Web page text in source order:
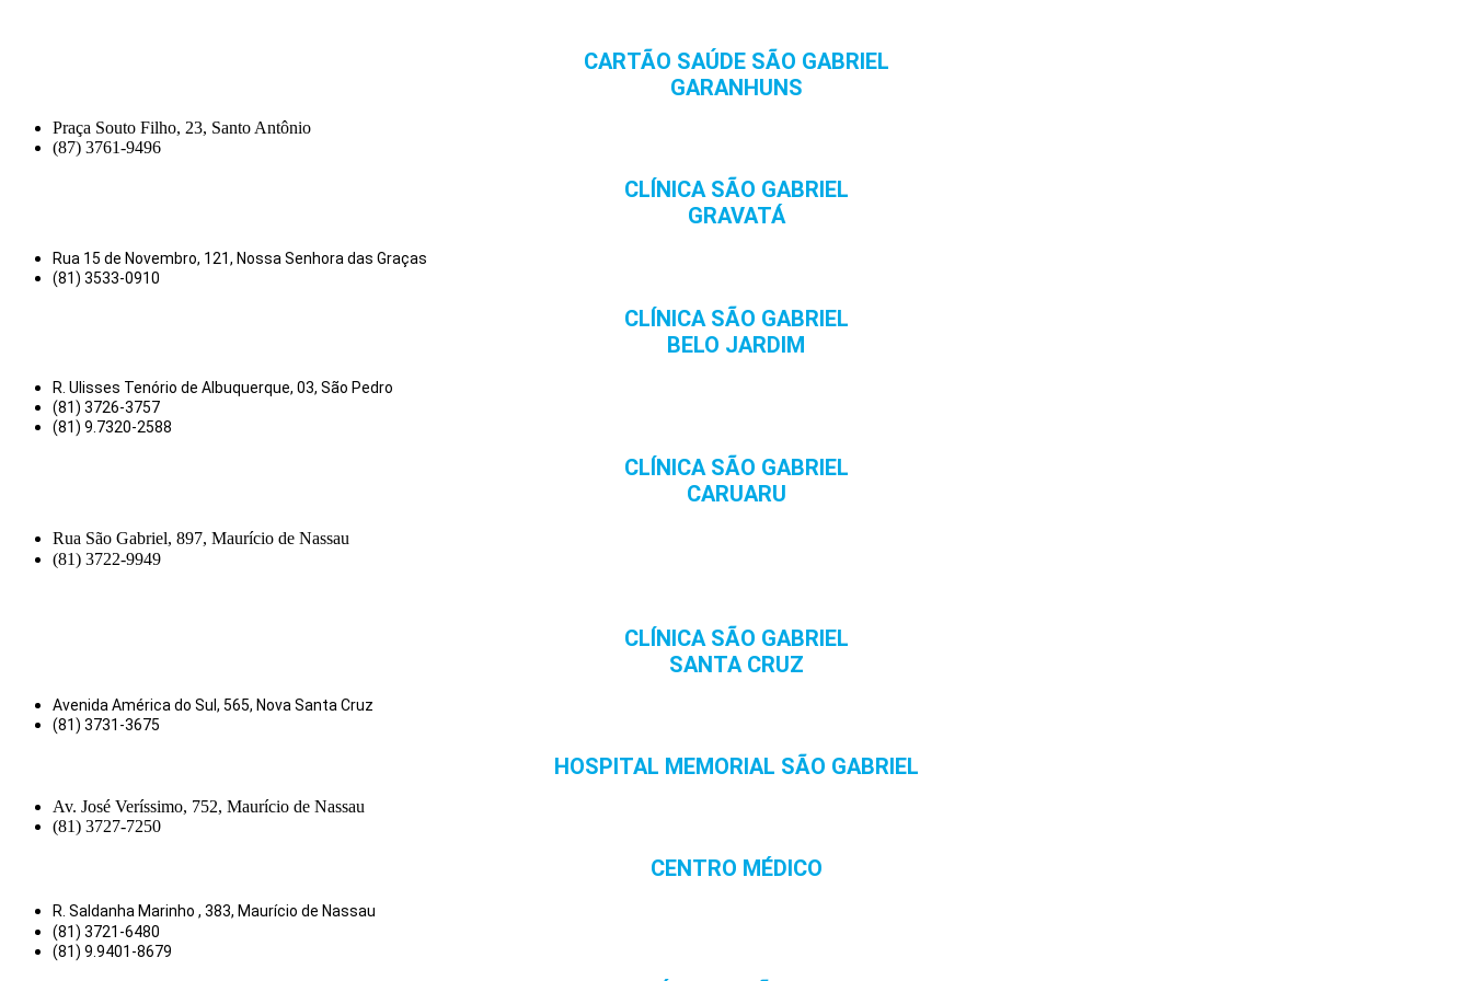
CARTÃO SAÚDE SÃO GABRIEL
GARANHUNS
Praça Souto Filho, 23, Santo Antônio
(87) 3761-9496
CLÍNICA SÃO GABRIEL
GRAVATÁ
Rua 15 de Novembro, 121, Nossa Senhora das Graças
(81) 3533-0910
CLÍNICA SÃO GABRIEL
BELO JARDIM
R. Ulisses Tenório de Albuquerque, 03, São Pedro
(81) 3726-3757
(81) 9.7320-2588
CLÍNICA SÃO GABRIEL
CARUARU
Rua São Gabriel, 897, Maurício de Nassau
(81) 3722-9949
CLÍNICA SÃO GABRIEL
SANTA CRUZ
Avenida América do Sul, 565, Nova Santa Cruz
(81) 3731-3675
HOSPITAL MEMORIAL SÃO GABRIEL
Av. José Veríssimo, 752, Maurício de Nassau
(81) 3727-7250
CENTRO MÉDICO
R. Saldanha Marinho , 383, Maurício de Nassau
(81) 3721-6480
(81) 9.9401-8679